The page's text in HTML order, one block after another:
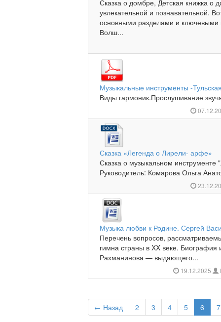
Сказка о домбре, Детская книжка о
увлекательной и познавательной.
основными разделами и
Волш...
Музыкальные инструменты -
Виды гармоник.Прослушивание
Сказка «Легенда о Лирели- арфе»
Сказка о музыкальном
Руководитель: Комарова Ольга
Музыка любви к Родине. Сергей
Перечень вопросов,
гимна страны в XX веке. Биография
Рахманинова — выдающего...
19.12.2025
← Назад 2 3 4 5 6 7